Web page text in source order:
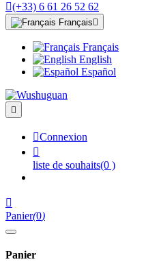
(+33) 6 61 26 52 62
Français 
Français
English
Español

Connexion

liste de souhaits(0 )

Panier(0)
Panier